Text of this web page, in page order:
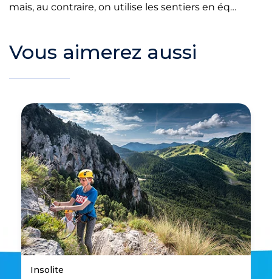
mais, au contraire, on utilise les sentiers en éq…
Vous aimerez aussi
Insolite